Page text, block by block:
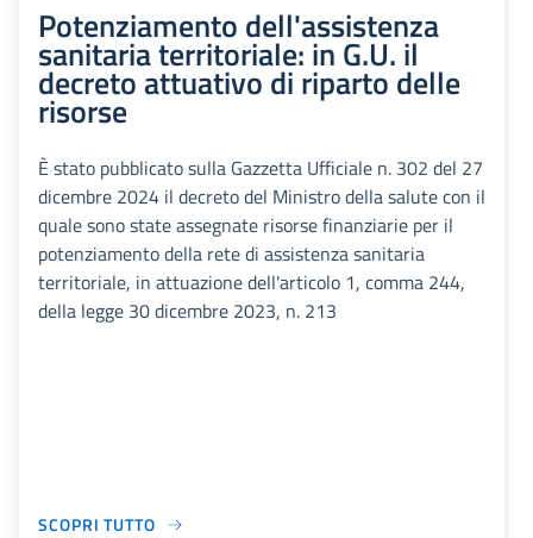
Potenziamento dell'assistenza
sanitaria territoriale: in G.U. il
decreto attuativo di riparto delle
risorse
È stato pubblicato sulla Gazzetta Ufficiale n. 302 del 27
dicembre 2024 il decreto del Ministro della salute con il
quale sono state assegnate risorse finanziarie per il
potenziamento della rete di assistenza sanitaria
territoriale, in attuazione dell'articolo 1, comma 244,
della legge 30 dicembre 2023, n. 213
SCOPRI TUTTO